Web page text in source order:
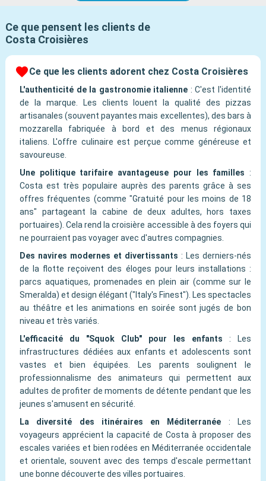
Ce que pensent les clients de
Costa Croisières
Ce que les clients adorent chez Costa Croisières
L'authenticité de la gastronomie italienne :C'est l'identité
de la marque. Les clients louent la qualité des pizzas
artisanales (souvent payantes mais excellentes), des bars à
mozzarella fabriquée à bord et des menus régionaux
italiens. L'offre culinaire est perçue comme généreuse et
savoureuse.
Une politique tarifaire avantageuse pour les familles :
Costa est très populaire auprès des parents grâce à ses
offres fréquentes (comme "Gratuité pour les moins de 18
ans" partageant la cabine de deux adultes, hors taxes
portuaires). Cela rend la croisière accessible à des foyers qui
ne pourraient pas voyager avec d'autres compagnies.
Des navires modernes et divertissants : Les derniers-nés
de la flotte reçoivent des éloges pour leurs installations :
parcs aquatiques, promenades en plein air (comme sur le
Smeralda) et design élégant ("Italy's Finest"). Les spectacles
au théâtre et les animations en soirée sont jugés de bon
niveau et très variés.
L'efficacité du "Squok Club" pour les enfants
:
Les
infrastructures dédiées aux enfants et adolescents sont
vastes et bien équipées. Les parents soulignent le
professionnalisme des animateurs qui permettent aux
adultes de profiter de moments de détente pendant que les
jeunes s'amusent en sécurité.
La diversité des itinéraires en Méditerranée
:
Les
voyageurs apprécient la capacité de Costa à proposer des
escales variées et bien rodées en Méditerranée occidentale
et orientale, souvent avec des temps d'escale permettant
une bonne découverte des villes portuaires.